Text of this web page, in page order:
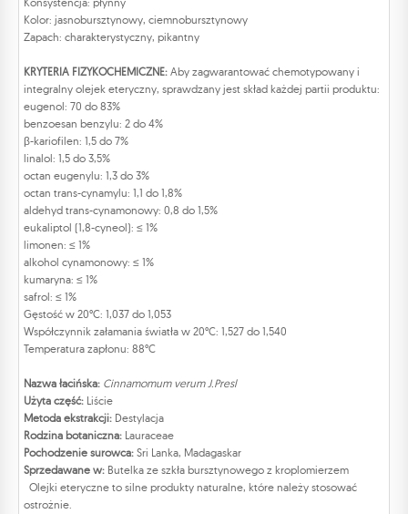
Kolor: jasnobursztynowy, ciemnobursztynowy
Zapach: charakterystyczny, pikantny
KRYTERIA FIZYKOCHEMICZNE: Aby zagwarantować chemotypowany i
integralny olejek eteryczny, sprawdzany jest skład każdej partii produktu:
eugenol: 70 do 83%
benzoesan benzylu: 2 do 4%
β-kariofilen: 1,5 do 7%
linalol: 1,5 do 3,5%
octan eugenylu: 1,3 do 3%
octan trans-cynamylu: 1,1 do 1,8%
aldehyd trans-cynamonowy: 0,8 do 1,5%
eukaliptol (1,8-cyneol): ≤ 1%
limonen: ≤ 1%
alkohol cynamonowy: ≤ 1%
kumaryna: ≤ 1%
safrol: ≤ 1%
Gęstość w 20°C: 1,037 do 1,053
Współczynnik załamania światła w 20°C: 1,527 do 1,540
Temperatura zapłonu: 88°C
Nazwa łacińska: Cinnamomum verum J.Presl
Użyta część: Liście
Metoda ekstrakcji: Destylacja
Rodzina botaniczna: Lauraceae
Pochodzenie surowca: Sri Lanka, Madagaskar
Sprzedawane w: Butelka ze szkła bursztynowego z kroplomierzem
Olejki eteryczne to silne produkty naturalne, które należy stosować
ostrożnie.